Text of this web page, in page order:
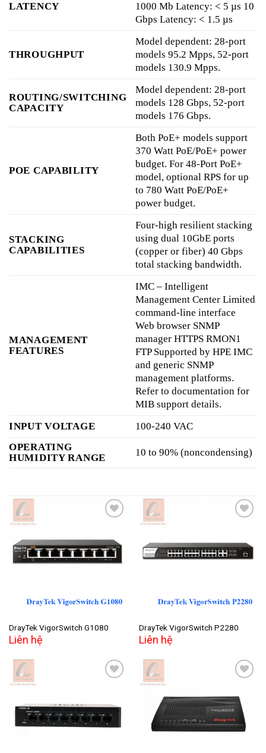
LATENCY
1000 Mb Latency: < 5 µs 10
Gbps Latency: < 1.5 µs
THROUGHPUT
Model dependent: 28-port
models 95.2 Mpps, 52-port
models 130.9 Mpps.
ROUTING/SWITCHING
CAPACITY
Model dependent: 28-port
models 128 Gbps, 52-port
models 176 Gbps.
POE CAPABILITY
Both PoE+ models support
370 Watt PoE/PoE+ power
budget. For 48-Port PoE+
model, optional RPS for up
to 780 Watt PoE/PoE+
power budget.
STACKING
CAPABILITIES
Four-high resilient stacking
using dual 10GbE ports
(copper or fiber) 40 Gbps
total stacking bandwidth.
MANAGEMENT
FEATURES
IMC – Intelligent
Management Center Limited
command-line interface
Web browser SNMP
manager HTTPS RMON1
FTP Supported by HPE IMC
and generic SNMP
management platforms.
Refer to documentation for
MIB support details.
INPUT VOLTAGE
100-240 VAC
OPERATING
HUMIDITY RANGE
10 to 90% (noncondensing)
Add to
wishlist
DrayTek VigorSwitch G1080
Liên hệ
Add to
wishlist
DrayTek VigorSwitch P2280
Liên hệ
Add to
wishlist
Add to
wishlist